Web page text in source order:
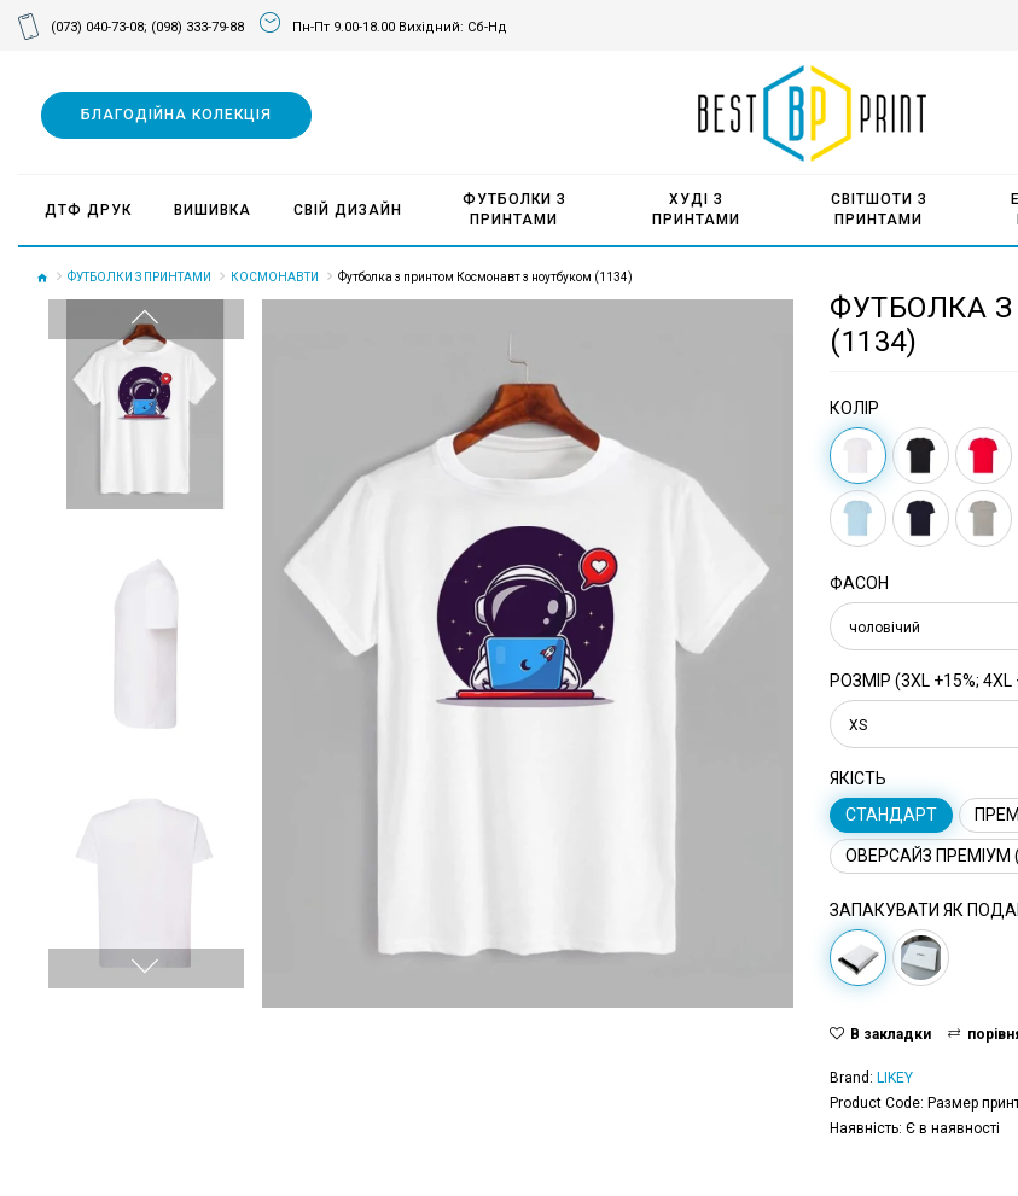
(073) 040-73-08; (098) 333-79-88 Пн-Пт 9.00-18.00 Вихідний: Сб-Нд
БЛАГОДІЙНА КОЛЕКЦІЯ
ДТФ ДРУК ВИШИВКА СВІЙ ДИЗАЙН
ФУТБОЛКИ З
ПРИНТАМИ
ХУДІ З
ПРИНТАМИ
СВІТШОТИ З
ПРИНТАМИ
ФУТБОЛКИ З ПРИНТАМИ КОСМОНАВТИ Футболка з принтом Космонавт з ноутбуком (1134)
ФУТБОЛКА
(1134)
КОЛІР
ФАСОН
чоловічий
РОЗМІР (3XL +15%; 4XL
XS
ЯКІСТЬ
СТАНДАРТ
ОВЕРСАЙЗ ПРЕМІУМ
ЗАПАКУВАТИ ЯК
В закладки
Brand: LIKEY
Product Code: Размер
Наявність: Є в наявності